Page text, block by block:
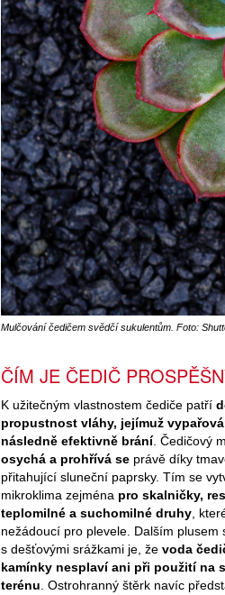
Mulčování čedičem svědčí sukulentům. Foto:
ČÍM JE ČEDIČ
K užitečným vlastnostem čediče patří
propustnost vláhy, jejímuž
následně efektivně brání. Čedičový
osychá a prohřívá se právě díky
přitahující sluneční paprsky. Tím se
mikroklima zejména pro skalničky,
teplomilné a suchomilné druhy,
nežádoucí pro plevele. Dalším plusem
s dešťovými srážkami je, že voda
kamínky nesplaví ani při použití na
terénu. Ostrohranný štěrk navíc